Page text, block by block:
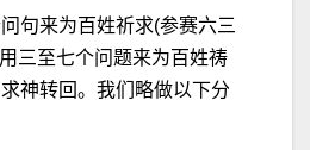
句来为百姓祈求(参赛六三
三至七个问题来为百姓祷
神转回。我们略做以下分